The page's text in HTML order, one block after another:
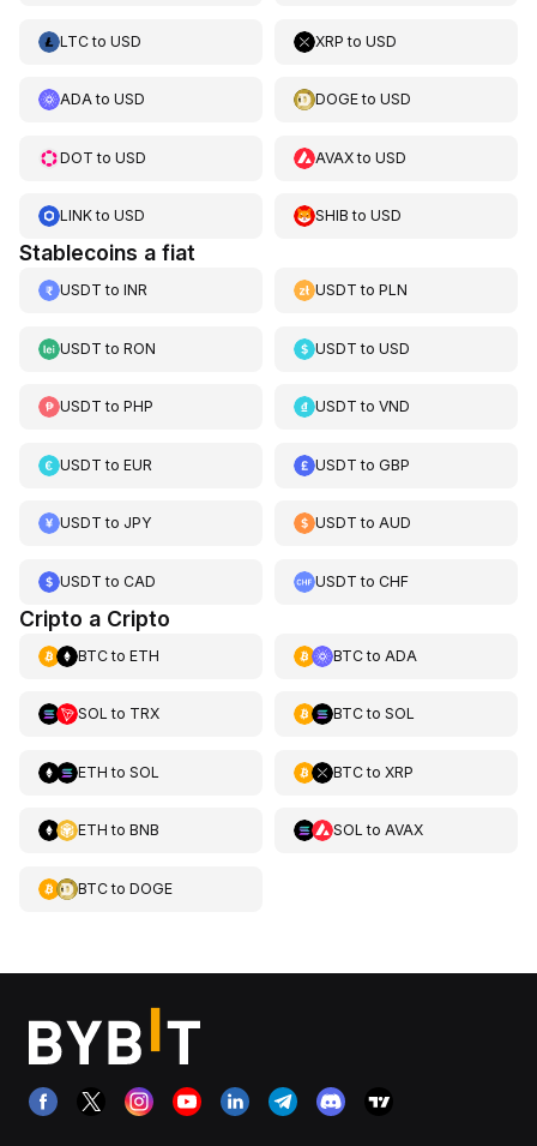
LTCto USD XRP toUSD
ADAto USD DOGEtoUSD
DOT to USD AVAXtoUSD
LINKto USD SHIB toUSD
Stablecoins a fiat
USDT to INR USDT toPLN
USDT to RON USDT toUSD
USDT to PHP USDT toVND
USDT to EUR USDT toGBP
USDT to JPY USDT toAUD
USDT to CAD USDT toCHF
Cripto a Cripto
BTCto ETH BTCto ADA
SOL to TRX BTCto SOL
ETH to SOL BTCto XRP
ETH to BNB SOL to AVAX
BTCto DOGE